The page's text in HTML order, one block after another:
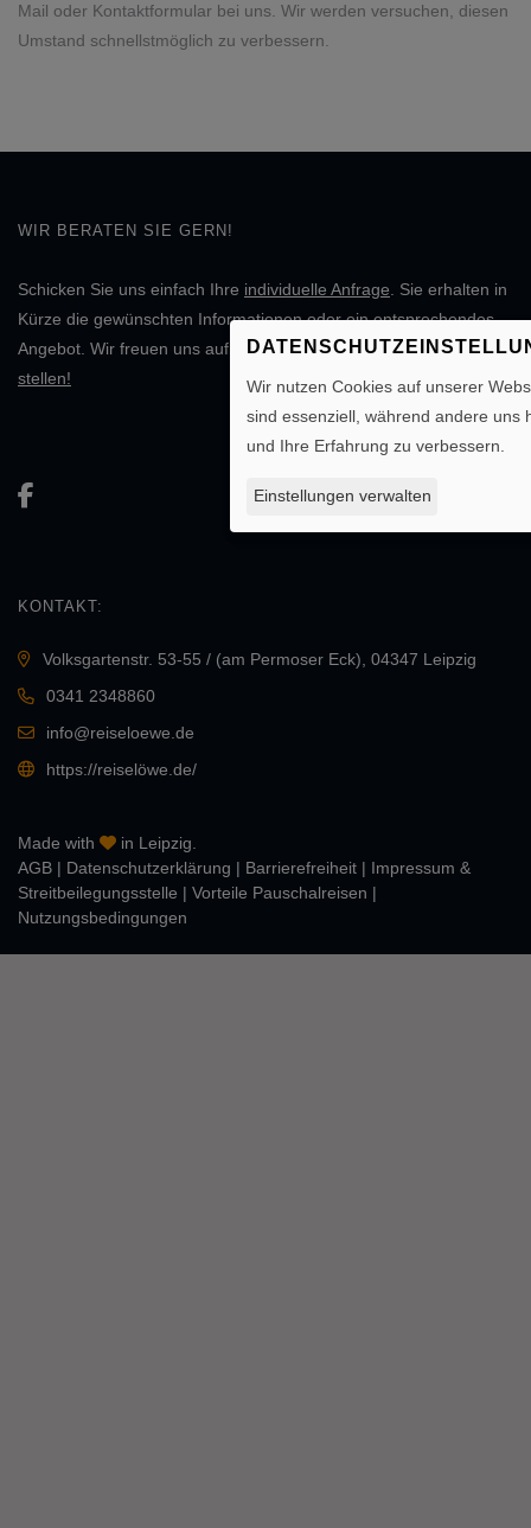
Mail oder Kontaktformular bei uns. Wir werden versuchen, diesen
Umstand schnellstmöglich zu verbessern.
WIR BERATEN SIE GERN!
Schicken Sie uns einfach Ihre individuelle Anfrage . Sie erhalten in
Kürze die gewünschten Informationen oder ein entsprechendes
Angebot. Wir freuen uns auf Ihre Nachricht. Individuelle Anfrage
stellen!
KONTAKT:
Volksgartenstr. 53-55 / (am Permoser Eck), 04347 Leipzig
0341 2348860
info@reiseloewe.de
https://reiselöwe.de/
Made with
in Leipzig.
AGB | Daten­schutz­erklärung | Barrierefreiheit | Impressum &
Streitbeilegungsstelle | Vorteile Pauschalreisen |
Nutzungsbedingungen
Wir nutzen Cookies auf unserer
sind essenziell, während andere uns
und Ihre Erfahrung zu verbessern.
Einstellungen verwalten